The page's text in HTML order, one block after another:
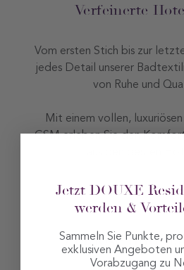
Verfeinerte
Vom ersten Stich bis zur
jedes Detail unserer
von Ruhe und
Mit einem vollen,
GSM erleben Sie den
Zeitlose und
Jetzt DOUXE
werden &
Sammeln Sie Punkte,
exklusiven Angeboten
Vorabzugang zu